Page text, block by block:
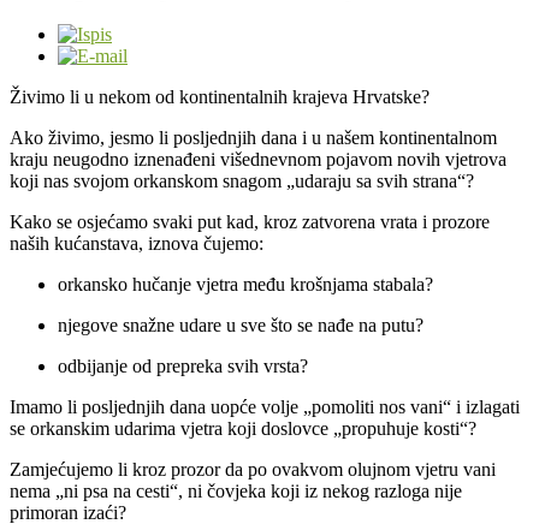
Živimo li u nekom od kontinentalnih krajeva Hrvatske?
Ako živimo, jesmo li posljednjih dana i u našem kontinentalnom
kraju neugodno iznenađeni višednevnom pojavom novih vjetrova
koji nas svojom orkanskom snagom „udaraju sa svih strana“?
Kako se osjećamo svaki put kad, kroz zatvorena vrata i prozore
naših kućanstava, iznova čujemo:
orkansko hučanje vjetra među krošnjama stabala?
njegove snažne udare u sve što se nađe na putu?
odbijanje od prepreka svih vrsta?
Imamo li posljednjih dana uopće volje „pomoliti nos vani“ i izlagati
se orkanskim udarima vjetra koji doslovce „propuhuje kosti“?
Zamjećujemo li kroz prozor da po ovakvom olujnom vjetru vani
nema „ni psa na cesti“, ni čovjeka koji iz nekog razloga nije
primoran izaći?